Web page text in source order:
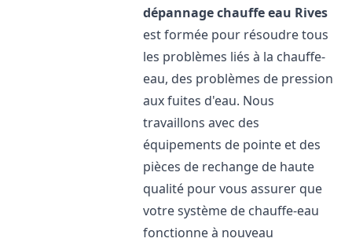
dépannage chauffe eau Rives
est formée pour résoudre tous
les problèmes liés à la chauffe-
eau, des problèmes de pression
aux fuites d'eau. Nous
travaillons avec des
équipements de pointe et des
pièces de rechange de haute
qualité pour vous assurer que
votre système de chauffe-eau
fonctionne à nouveau